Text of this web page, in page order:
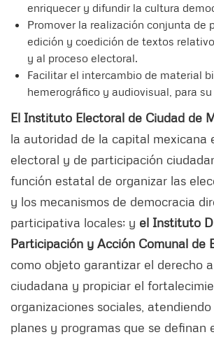
enriquecer y difundir la cultura
Promover la realización conjunta de
edición y coedición de textos
y al proceso electoral.
Facilitar el intercambio de material
hemerográfico y audiovisual, para
El Instituto Electoral de Ciudad de
la autoridad de la capital mexicana
electoral y de participación
función estatal de organizar las
y los mecanismos de democracia
participativa locales; y el Instituto
Participación y Acción Comunal de
como objeto garantizar el derecho
ciudadana y propiciar el
organizaciones sociales, atendiendo
planes y programas que se definan